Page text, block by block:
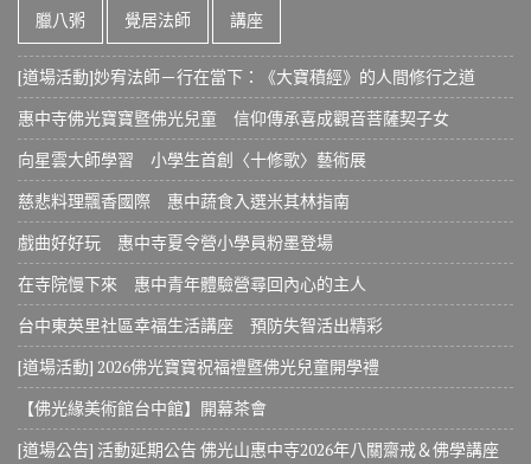
臘八粥 覺居法師 講座
[道場活動]妙宥法師－行在當下：《大寶積經》的人間修行之道
惠中寺佛光寶寶暨佛光兒童 信仰傳承喜成觀音菩薩契子女
向星雲大師學習 小學生首創〈十修歌〉藝術展
慈悲料理飄香國際 惠中蔬食入選米其林指南
戲曲好好玩 惠中寺夏令營小學員粉墨登場
在寺院慢下來 惠中青年體驗營尋回內心的主人
台中東英里社區幸福生活講座 預防失智活出精彩
[道場活動] 2026佛光寶寶祝福禮暨佛光兒童開學禮
【佛光緣美術館台中館】開幕茶會
[道場公告] 活動延期公告 佛光山惠中寺2026年八關齋戒＆佛學講座